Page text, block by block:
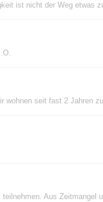
ist nicht der Weg etwas
wohnen seit fast 2 Jahren
Aus Zeitmangel